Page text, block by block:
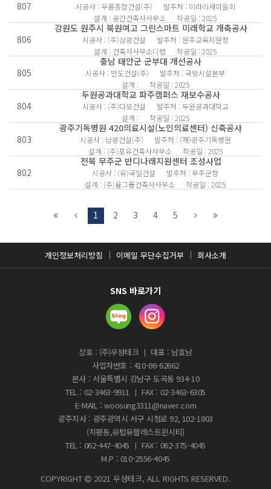
807 시공사 : 우름종합건설(주)
발주처 : 미라리새마을회
설계 : 공간건축사사무소
착공일 : 2025
806
강원도 원주시 북원여고 그린스마트 미래학교 개축공사
시공사 : (주)삼광건설
발주처 : 원주교육지원청
설계 : 건축사사무소디랩
착공일 : 2025
805
충남 태안군 군부대 개선공사
시공사 : 반도건설(주)
발주처 : 국방시설본부
설계 :
착공일 : 2025
804
두원공과대학교 파주캠퍼스 재보수공사
시공사 : (주)다모건설
발주처 : 두원공과대학교
설계 :
착공일 : 2025
803
광주기독병원 420의료시설(노인의료센터) 신축공사
시공사 : 남광건설(주)
발주처 : (재)광주기독병원
설계 : (주)포유건축사사무소
착공일 : 2025
802
전북 무주군 반디나래지원센터 조성사업
시공사 : (유)국일건설
발주처 : 무주군청
설계 : (주)율그룹건축사사무소
착공일 : 2025
1 2 3 4 5
개인정보처리방침 이메일 무단수집거부 회사소개
상호 : (주)우성테크
대표 : 남효남
사업자번호 : 410-86-62662
본사 : 서울특별시 강남구 도곡동 934-10
TEL : 02-3463-9911
FAX : 02-3463-6305
E-MAIL : woosung3311@naver.com
광주지사 : 광주광역시 서구 시청로 92, 102-1803
(치평동,유탑유블레스트윈시티)
TEL : 062-447-4045
FAX : 062-375-4045
M.P : 010-2556-4045
COPYRIGHT
2021 우성테크, ALL RIGHTS RESERVED.
SNS 바로가기